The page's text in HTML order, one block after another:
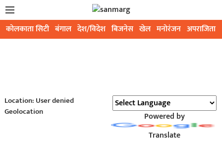
कोलकाता सिटी बंगाल देश/विदेश बिजनेस खेल मनोरंजन अपराजिता
Location: User denied
Geolocation
Powered by
Translate